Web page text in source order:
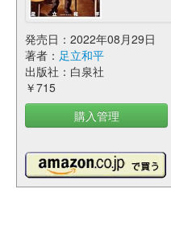
発売日：2022年08月29日
著者： 足立和平
出版社：白泉社
￥715
購入管理